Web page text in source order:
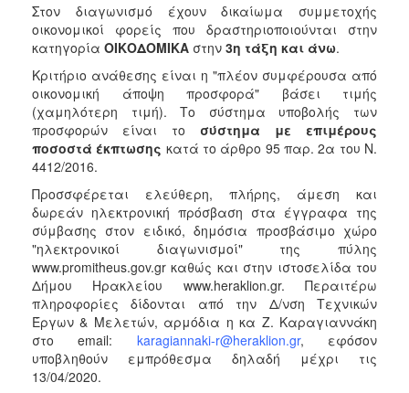
2017
2016
2013
ΤΟΠΟΣ
ΠΟΛΙΤΙΣΜΟΣ
ΑΝΘΕΚΤΙΚΗ
ΠΟΛΗ
Στον διαγωνισμό έχουν δικαίωμα συμμετοχής
οικονομικοί φορείς που δραστηριοποιούνται στην
κατηγορία ΟΙΚΟΔΟΜΙΚΑ στην 3η τάξη και άνω.
Κριτήριο ανάθεσης είναι η "πλέον συμφέρουσα από
οικονομική άποψη προσφορά" βάσει τιμής
(χαμηλότερη τιμή). Το σύστημα υποβολής των
προσφορών είναι το σύστημα με επιμέρους
ποσοστά έκπτωσης κατά το άρθρο 95 παρ. 2α του Ν.
4412/2016.
Προσσφέρεται ελεύθερη, πλήρης, άμεση και
δωρεάν ηλεκτρονική πρόσβαση στα έγγραφα της
σύμβασης στον ειδικό, δημόσια προσβάσιμο χώρο
"ηλεκτρονικοί διαγωνισμοί" της πύλης
www.promitheus.gov.gr καθώς και στην ιστοσελίδα του
Δήμου Ηρακλείου www.heraklion.gr. Περαιτέρω
πληροφορίες δίδονται από την Δ/νση Τεχνικών
Έργων & Μελετών, αρμόδια η κα Ζ. Καραγιαννάκη
στο email: karagiannaki-r@heraklion.gr, εφόσον
υποβληθούν εμπρόθεσμα δηλαδή μέχρι τις
13/04/2020.